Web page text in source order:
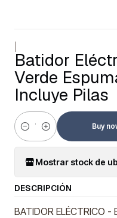
Batidor
Verde
Incluye Pilas
Cantidad
Buy
Mostrar stock de
DESCRIPCIÓN
BATIDOR ELÉCTRICO -